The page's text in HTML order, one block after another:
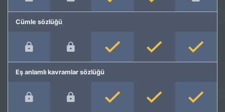
Cümle sözlüğü
Eş anlamlı kavramlar sözlüğü